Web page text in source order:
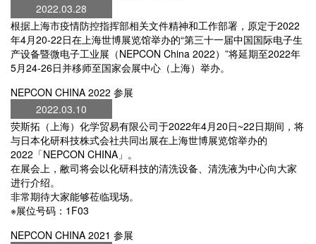
2022.03.28
根据上海市疫情防控指挥部相关文件精神和工作部署，原定于2022
年4月20-22日在上海世博展览馆举办的“第三十一届中国国际电子生
产设备暨微电子工业展（NEPCON China 2022）”将延期至2022年
5月24-26日并移师至国家会展中心（上海）举办。
NEPCON CHINA 2022 参展
2022.03.10
荧斯拓（上海）化学贸易有限公司于2022年4月20日~22日期间，将
与日本化研科技株式会社共同出展在上海世博展览馆举办的
2022「NEPCON CHINA」。
在展会上，敝司将会以化研科技的清洗设备、清洗液为中心向大家
进行介绍。
非常期待大家能够莅临现场。
※展位号码：1F03
NEPCON CHINA 2021 参展